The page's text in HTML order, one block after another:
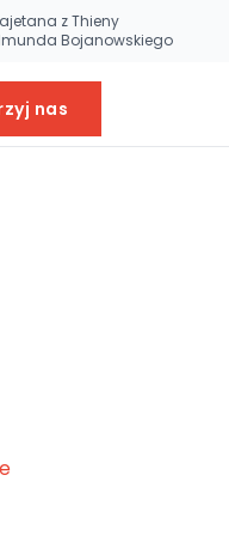
z Thieny
Bojanowskiego
nas